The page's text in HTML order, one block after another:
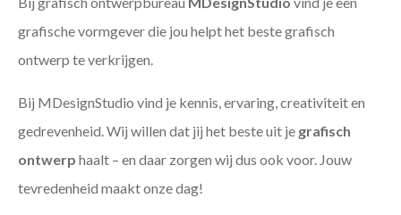
grafische vormgever die jou helpt het beste grafisch
ontwerp te verkrijgen.
Bij MDesignStudio vind je kennis, ervaring, creativiteit en
gedrevenheid. Wij willen dat jij het beste uit je grafisch
ontwerp haalt – en daar zorgen wij dus ook voor. Jouw
tevredenheid maakt onze dag!